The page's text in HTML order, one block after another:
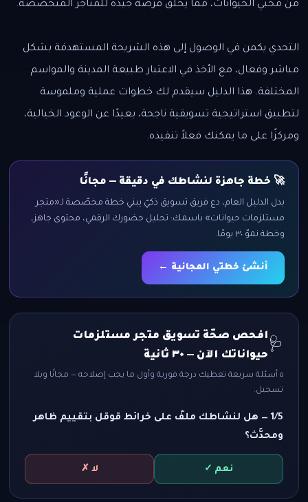
من محبي الحيوانات، مما يخلق فرصة جيدة للمتاجر المتخصصة.
التحدي يكمن في الوصول إلى هذه الشريحة المستهدفة بشكل
مباشر وفعال، مع الأخذ في الاعتبار طبيعة المدينة والمواسم
المختلفة. هذا الدليل سيقدم لك خطوات عملية وملموسة
لتطبيق استراتيجية تسويقية ناجحة، بعيدًا عن الوعود الخيالية،
ومركزًا على ما يمكنك فعلاً تنفيذه.
🚀 خطة جاهزة لنشاطك في دقيقة — مجانًا
بدل الدليل العام، دع فريق تسويق ذكيّ يبني خطة مخصّصة لـ«متجر
مستلزمات حيوانات» باسمك: تحليل حضورك الرقمي، محتوى جاهز،
وخطة نموّ ٣٠ يومًا.
أنشئ خطتي المجانية ←
🩺
افحص صحّة تسويق متجر مستلزمات
حيواناتك الآن — ٣٠ ثانية
٥ أسئلة سريعة تعطيك درجة فورية وأول ما يجب إصلاحه — مجانًا وبلا
تسجيل.
1/5 — هل لنشاطك ملفّ على خرائط قوقل بتقييم ظاهر
ومحدَّث؟
نعم ✓ لا ✗